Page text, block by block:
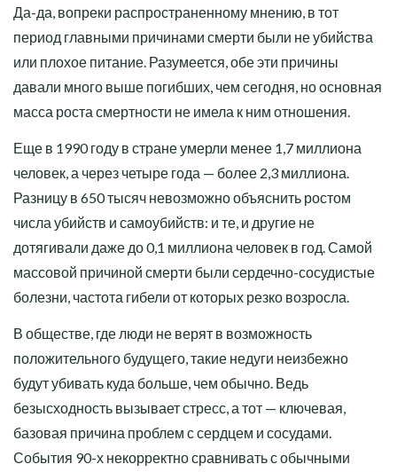
Да-да, вопреки распространенному мнению, в тот
период главными причинами смерти были не убийства
или плохое питание. Разумеется, обе эти причины
давали много выше погибших, чем сегодня, но основная
масса роста смертности не имела к ним отношения.
Еще в 1990 году в стране умерли менее 1,7 миллиона
человек, а через четыре года — более 2,3 миллиона.
Разницу в 650 тысяч невозможно объяснить ростом
числа убийств и самоубийств: и те, и другие не
дотягивали даже до 0,1 миллиона человек в год. Самой
массовой причиной смерти были сердечно-сосудистые
болезни, частота гибели от которых резко возросла.
В обществе, где люди не верят в возможность
положительного будущего, такие недуги неизбежно
будут убивать куда больше, чем обычно. Ведь
безысходность вызывает стресс, а тот — ключевая,
базовая причина проблем с сердцем и сосудами.
События 90-х некорректно сравнивать с обычными